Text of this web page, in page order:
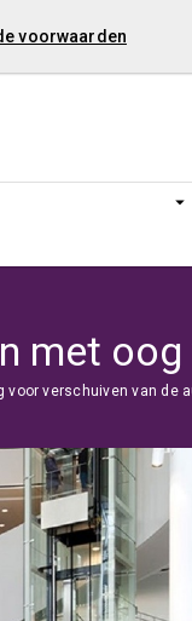
voorwaarden
verschuiven van de